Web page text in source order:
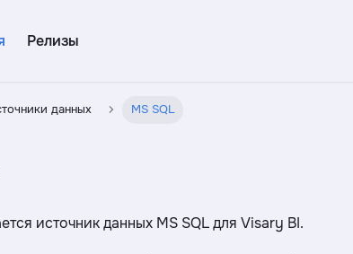
Релизы
данных MS SQL
источник данных MS SQL для Visary BI.